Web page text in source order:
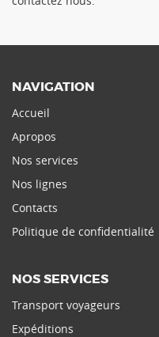
NAVIGATION
Accueil
Apropos
Nos services
Nos lignes
Contacts
Politique de confidentialité
NOS SERVICES
Transport voyageurs
Expéditions